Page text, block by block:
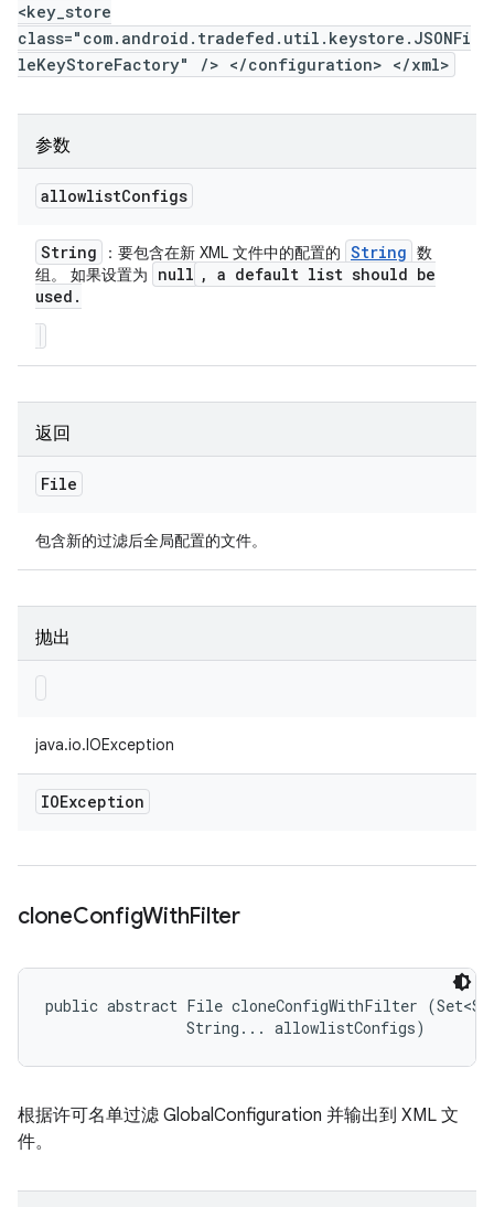
<key_store
class="com.android.tradefed.util.keystore.JSONFi
leKeyStoreFactory" /> </configuration> </xml>
参数
allowlistConfigs
String ：要包含在新 XML 文件中的配置的 String 数
组。 如果设置为
null , a default list should be
used .
返回
File
包含新的过滤后全局配置的文件。
抛出
java.io.IOException
IOException
cloneConfigWithFilter
public abstract File cloneConfigWithFilter
                String... allowlistConfigs)
根据许可名单过滤 GlobalConfiguration 并输出到 XML 文
件。